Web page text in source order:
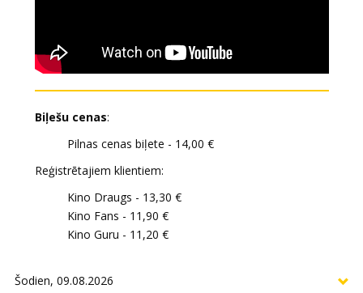
Biļešu cenas:
Pilnas cenas biļete - 14,00 €
Reģistrētajiem klientiem:
Kino Draugs - 13,30 €
Kino Fans - 11,90 €
Kino Guru - 11,20 €